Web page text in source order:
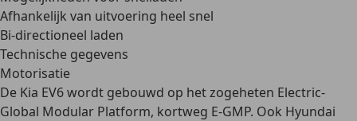
Afhankelijk van uitvoering heel snel
Bi-directioneel laden
Technische gegevens
Motorisatie
De Kia EV6 wordt gebouwd op het zogeheten Electric-
Global Modular Platform, kortweg E-GMP. Ook Hyundai